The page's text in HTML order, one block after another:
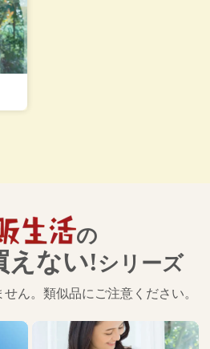
の
えない!シリーズ
ん。類似品にご注意ください。